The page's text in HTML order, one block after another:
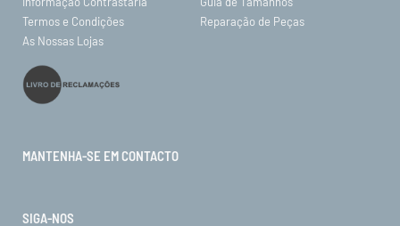
Termos e Condições
Reparação de Peças
As Nossas Lojas
MANTENHA-SE EM CONTACTO
SIGA-NOS